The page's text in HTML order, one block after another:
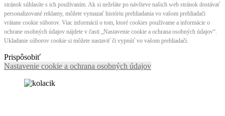
stránok súhlasíte s ich používaním. Ak si neželáte po návšteve našich web stránok dostávať
personalizované reklamy, môžete vymazať históriu prehliadania vo vašom prehliadači
vrátane cookie súborov. Viac informácií o tom, ktoré cookies používame a informácie o
ochrane osobných údajov nájdete v časti „Nastavenie cookie a ochrana osobných údajov“.
Ukladanie súborov cookie si môžete nastaviť či vypnúť vo vašom prehliadači.
Prispôsobiť
Nastavenie cookie a ochrana osobných údajov